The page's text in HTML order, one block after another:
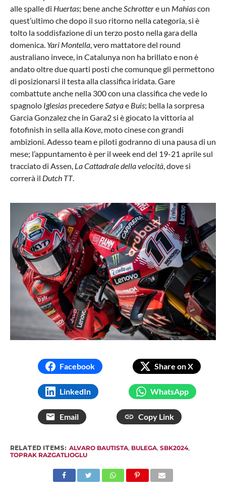
alle spalle di Huertas; bene anche Schrottere un Mahiascon
quest’ultimo che dopo il suo ritorno nella categoria, si è
tolto la soddisfazione di un terzo posto nella gara della
domenica. Yari Montella, vero mattatore del round
australiano invece, in Catalunya non ha brillato e non è
andato oltre due quarti posti che comunque gli permettono
di posizionarsi il testa alla classifica iridata. Gare
combattute anche nella 300 con una classifica che vede lo
spagnolo Iglesiasprecedere Satyae Buis; bella la sorpresa
Garcia Gonzalez che in Gara2 si è giocato la vittoria al
fotofinish in sella alla Kove, moto cinese con grandi
ambizioni. Adesso team e piloti godranno di una pausa di un
mese; l’appuntamento è per il week end del 19-21 aprile sul
tracciato di Assen, La Cattadrale della velocità, dove si
correrà il Dutch TT.
Facebook Share on X
LinkedIn WhatsApp
Email Copy Link
RELATED ITEMS: ALVARO BAUTISTA, BULEGA, SBK2024,
TOPRAK RAZGATLIOGLU